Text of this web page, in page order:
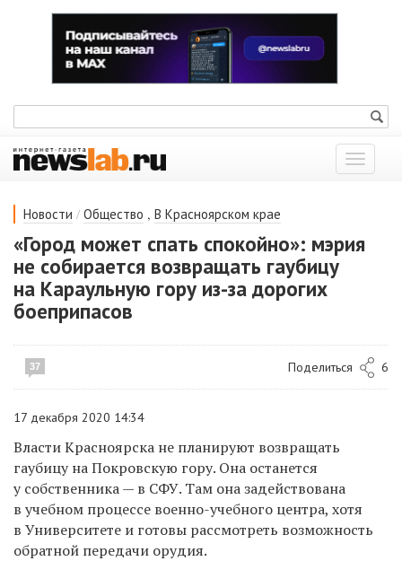
Показать
меню
Новости / Общество , В Красноярском крае
«Город может спать спокойно»: мэрия
не собирается возвращать гаубицу
на Караульную гору из-за дорогих
боеприпасов
37 Поделиться 6
17 декабря 2020 14:34
Власти Красноярска не планируют возвращать
гаубицу на Покровскую гору. Она останется
у собственника — в СФУ. Там она задействована
в учебном процессе военно-учебного центра, хотя
в Университете и готовы рассмотреть возможность
обратной передачи орудия.